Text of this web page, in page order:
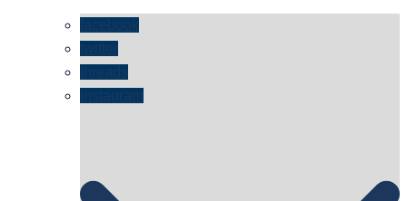
facebook
twitter
threads
instagram